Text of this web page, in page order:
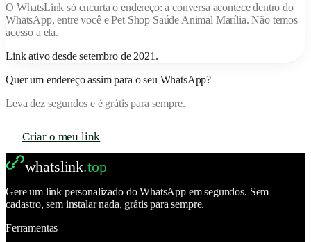
O WhatsLink só encurta o endereço: a conversa acontece dentro do
WhatsApp, entre você ePet Shop Saúde Animal Marília. Não temos
acesso a ela.
Link ativo desde setembro de 2021 .
Quer um endereço assim para o seu WhatsApp?
Leva dez segundos e é grátis para sempre.
Criar o meu link
whatslink.top
Gere um link personalizado do WhatsApp em segundos. Sem
cadastro, sem instalar nada, grátis para sempre.
Ferramentas